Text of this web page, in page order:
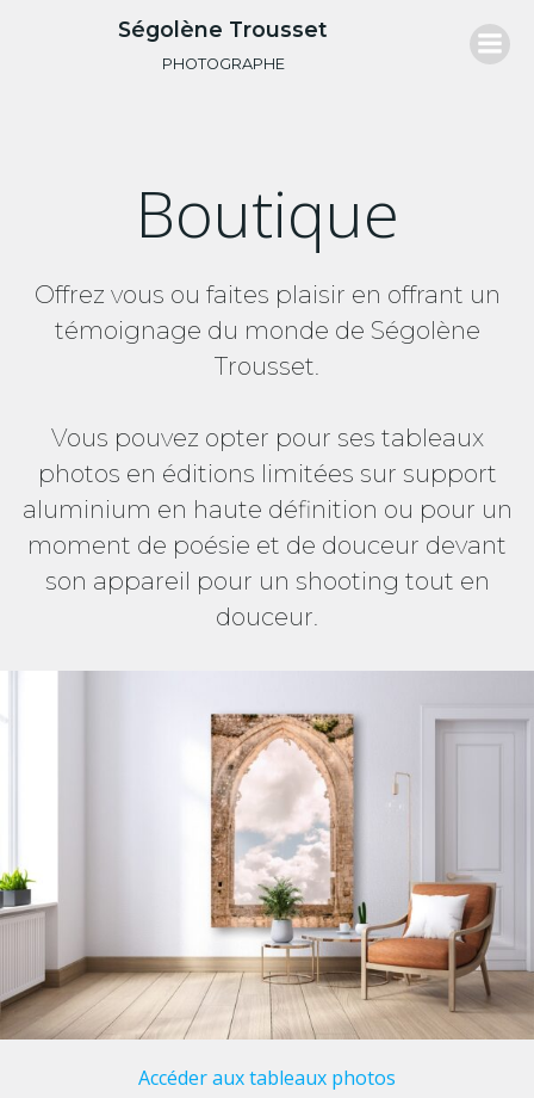
au
contenu
Ségolène Trousset
PHOTOGRAPHE
Boutique
Offrez vous ou faites plaisir en offrant un
témoignage du monde de Ségolène
Trousset.
Vous pouvez opter pour ses tableaux
photos en éditions limitées sur support
aluminium en haute définition ou pour un
moment de poésie et de douceur devant
son appareil pour un shooting tout en
douceur.
Accéder aux tableaux photos